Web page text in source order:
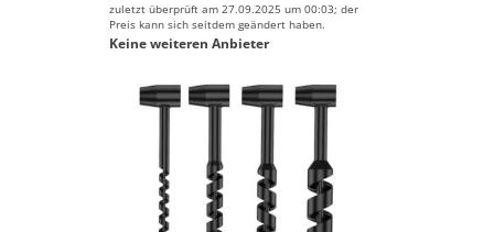
zuletzt überprüft am 27.09.2025 um 00:03; der
Preis kann sich seitdem geändert haben.
Keine weiteren Anbieter